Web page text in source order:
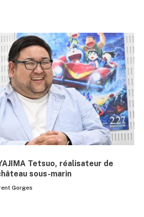
Tetsuo, réalisateur de
sous-marin
Gorges